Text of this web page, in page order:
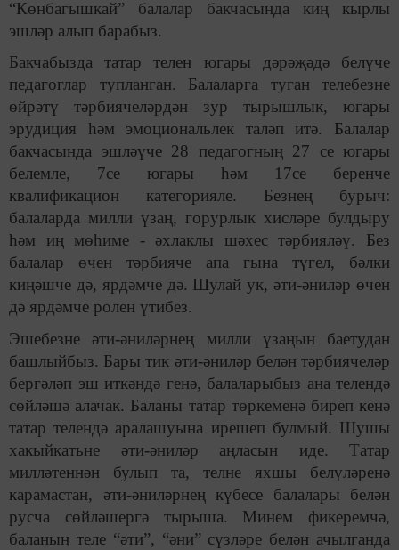
“Көнбагышкай” балалар бакчасында киң кырлы
эшләр алып барабыз.
Бакчабызда татар телен югары дәрәҗәдә белүче
педагоглар тупланган. Балаларга туган телебезне
өйрәтү тәрбиячеләрдән зур тырышлык, югары
эрудиция һәм эмоциональлек таләп итә. Балалар
бакчасында эшләүче 28 педагогның 27 се югары
белемле, 7се югары һәм 17се беренче
квалификацион категорияле. Безнең бурыч:
балаларда милли үзаң, горурлык хисләре булдыру
һәм иң мөһиме - әхлаклы шәхес тәрбияләү. Без
балалар өчен тәрбияче апа гына түгел, бәлки
киңәшче дә, ярдәмче дә. Шулай ук, әти-әниләр өчен
дә ярдәмче ролен үтибез.
Эшебезне әти-әниләрнең милли үзаңын баетудан
башлыйбыз. Бары тик әти-әниләр белән тәрбиячеләр
бергәләп эш иткәндә генә, балаларыбыз ана телендә
сөйләшә алачак. Баланы татар төркеменә биреп кенә
татар телендә аралашуына ирешеп булмый. Шушы
хакыйкатьне әти-әниләр аңласын иде. Татар
милләтеннән булып та, телне яхшы белүләренә
карамастан, әти-әниләрнең күбесе балалары белән
русча сөйләшергә тырыша. Минем фикеремчә,
баланың теле “әти”, “әни” сүзләре белән ачылганда